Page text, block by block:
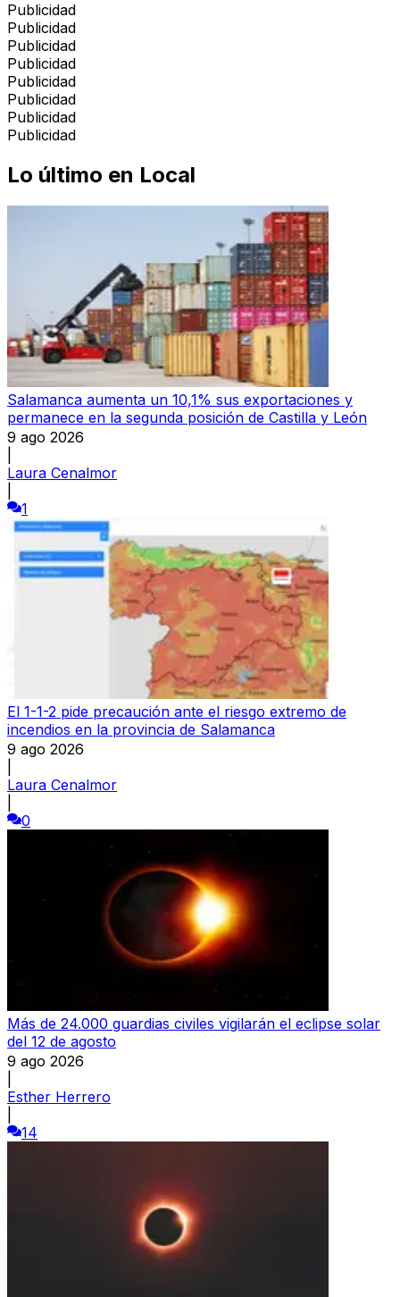
Publicidad
Publicidad
Publicidad
Publicidad
Publicidad
Publicidad
Publicidad
Publicidad
Lo último en Local
Salamanca aumenta un 10,1% sus exportaciones y
permanece en la segunda posición de Castilla y León
9 ago 2026
Laura Cenalmor
1
El 1-1-2 pide precaución ante el riesgo extremo de
incendios en la provincia de Salamanca
9 ago 2026
Laura Cenalmor
0
Más de 24.000 guardias civiles vigilarán el eclipse solar
del 12 de agosto
9 ago 2026
Esther Herrero
14